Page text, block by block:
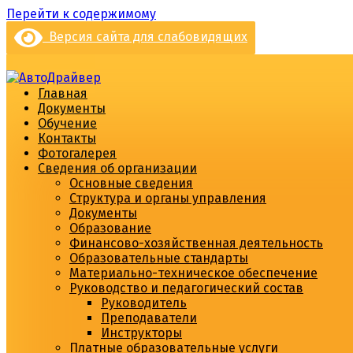
Перейти к содержимому
Версия сайта для слабовидящих
Главная
Документы
Обучение
Контакты
Фотогалерея
Сведения об организации
Основные сведения
Структура и органы управления
Документы
Образование
Финансово-хозяйственная деятельность
Образовательные стандарты
Материально-техническое обеспечение
Руководство и педагогический состав
Руководитель
Преподаватели
Инструкторы
Платные образовательные услуги